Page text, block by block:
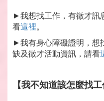
►我想找工作，有徵才訊
看這裡。
►我有身心障礙證明，想
缺及徵才活動資訊，請看
【我不知道該怎麼找工